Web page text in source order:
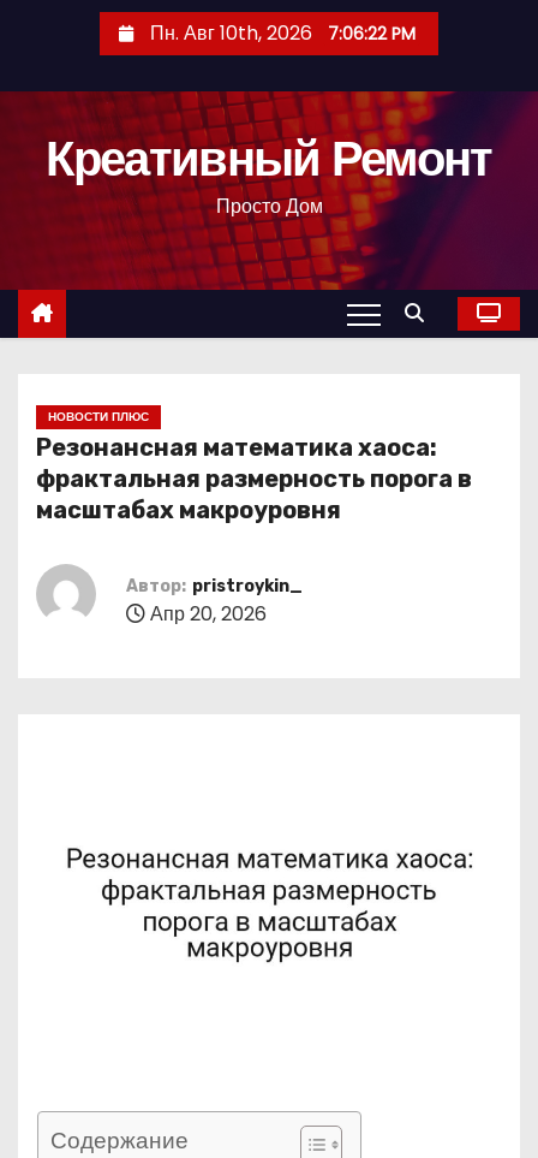
с
Пн. Авг 10th, 2026 7:06:23 PM
Креативный Ремонт
Просто Дом
НОВОСТИ ПЛЮС
Резонансная математика хаоса:
фрактальная размерность порога в
масштабах макроуровня
Автор: pristroykin_
Апр 20, 2026
Содержание